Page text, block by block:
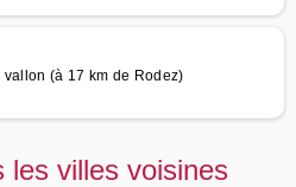
(à 17 km de Rodez)
les villes voisines